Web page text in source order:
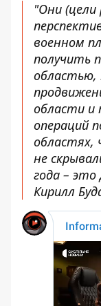
"Они
военном
получить
областью,
области и
операций
областях,
не
года – это
Кирилл